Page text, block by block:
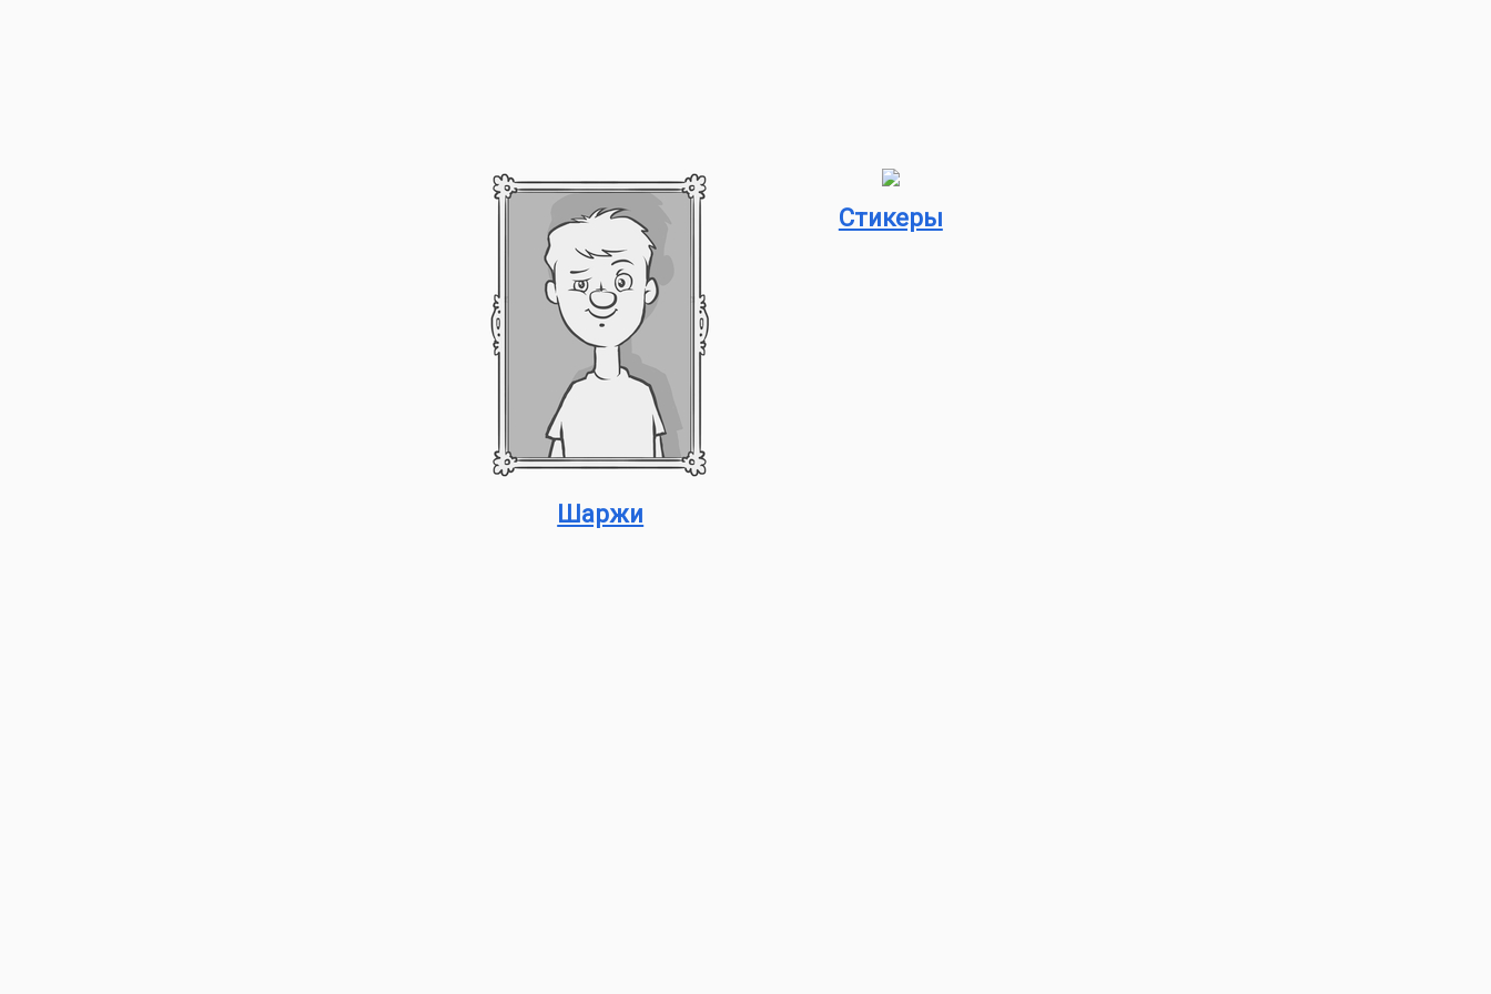
Шаржи
Стикеры